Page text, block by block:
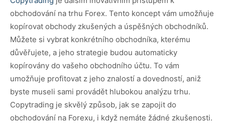
obchodování na trhu Forex. Tento koncept vám umožňuje
kopírovat obchody zkušených a úspěšných obchodníků.
Můžete si vybrat konkrétního obchodníka, kterému
důvěřujete, a jeho strategie budou automaticky
kopírovány do vašeho obchodního účtu. To vám
umožňuje profitovat z jeho znalostí a dovedností, aniž
byste museli sami provádět hlubokou analýzu trhu.
Copytrading je skvělý způsob, jak se zapojit do
obchodování na Forexu, i když nemáte žádné zkušenosti.